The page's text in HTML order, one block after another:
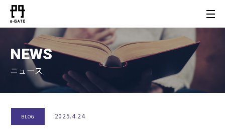
NEWS
ニュース
BLOG 2025.4.24